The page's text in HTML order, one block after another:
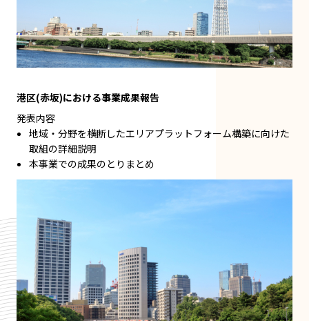
港区(赤坂)における事業成果報告
発表内容
地域・分野を横断したエリアプラットフォーム構築に向けた
取組の詳細説明
本事業での成果のとりまとめ